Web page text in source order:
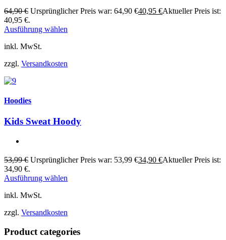
64,90€ Ursprünglicher Preis war: 64,90 €40,95 €Aktueller Preis ist:
40,95 €.
Ausführung wählen
inkl. MwSt.
zzgl. Versandkosten
Hoodies
Kids Sweat Hoody
53,99€ Ursprünglicher Preis war: 53,99 €34,90 €Aktueller Preis ist:
34,90 €.
Ausführung wählen
inkl. MwSt.
zzgl. Versandkosten
Product categories